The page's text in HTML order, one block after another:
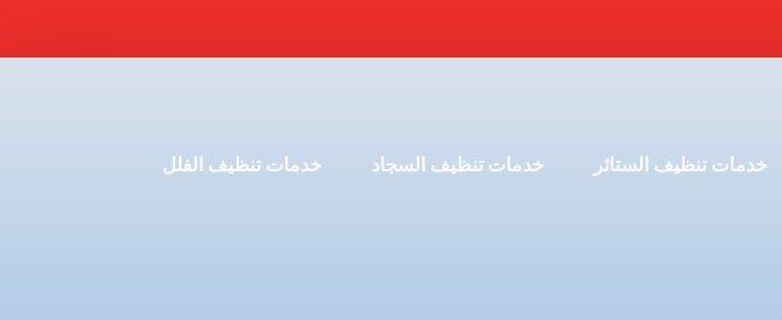
خدمات تنظيف الستائر خدمات تنظيف السجاد خدمات تنظيف الفلل